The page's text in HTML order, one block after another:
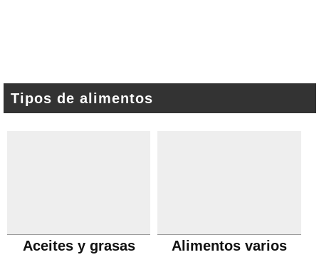
Tipos de alimentos
Aceites y grasas Alimentos varios